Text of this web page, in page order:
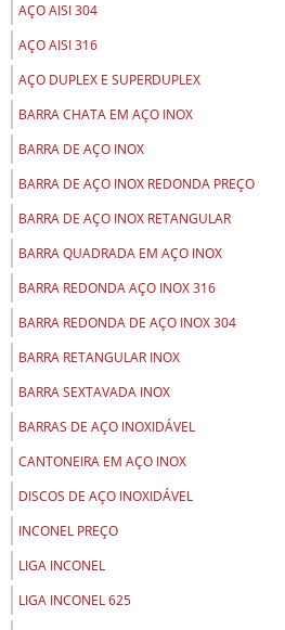
AÇO AISI 304
AÇO AISI 316
AÇO DUPLEX E SUPERDUPLEX
BARRA CHATA EM AÇO INOX
BARRA DE AÇO INOX
BARRA DE AÇO INOX REDONDA PREÇO
BARRA DE AÇO INOX RETANGULAR
BARRA QUADRADA EM AÇO INOX
BARRA REDONDA AÇO INOX 316
BARRA REDONDA DE AÇO INOX 304
BARRA RETANGULAR INOX
BARRA SEXTAVADA INOX
BARRAS DE AÇO INOXIDÁVEL
CANTONEIRA EM AÇO INOX
DISCOS DE AÇO INOXIDÁVEL
INCONEL PREÇO
LIGA INCONEL
LIGA INCONEL 625